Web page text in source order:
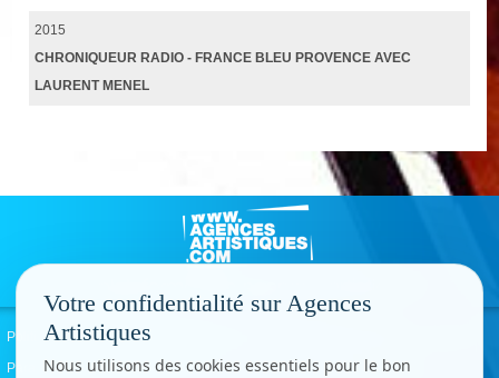
2015
CHRONIQUEUR RADIO - FRANCE BLEU PROVENCE AVEC
LAURENT MENEL
Politique de confidentialité
Paramètres cookies
Votre confidentialité sur Agences
Artistiques
Nous utilisons des cookies essentiels pour le bon